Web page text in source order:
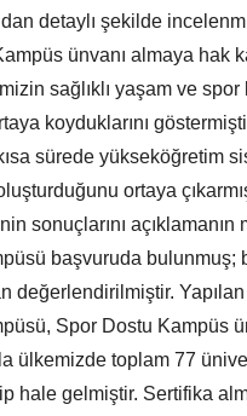
detaylı şekilde
ünvanı almaya hak
sağlıklı yaşam ve
koyduklarını
sürede yükseköğretim
ortaya
sonuçlarını açıklamanın
başvuruda bulunmuş;
değerlendirilmiştir.
Spor Dostu Kampüs
ülkemizde toplam 77
hale gelmiştir. Sertifika